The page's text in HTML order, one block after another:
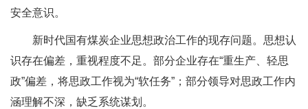
安全意识。
新时代国有煤炭企业思想政治工作的现存问题。思想认
识存在偏差，重视程度不足。部分企业存在“重生产、轻思
政”偏差，将思政工作视为“软任务”；部分领导对思政工作内
涵理解不深，缺乏系统谋划。